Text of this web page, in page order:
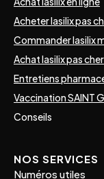
Acheter lasilix pas
Commander lasilix
Achat lasilix pas cher
Entretiens
Vaccination SAINT
Conseils
NOS SERVICES
Numéros utiles